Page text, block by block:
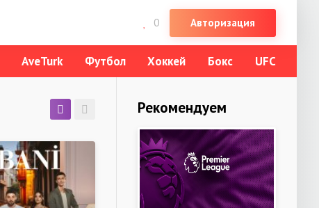
Рекомендуем
АveTurk Футбол Хоккей Бокс UFC
0 Авторизация